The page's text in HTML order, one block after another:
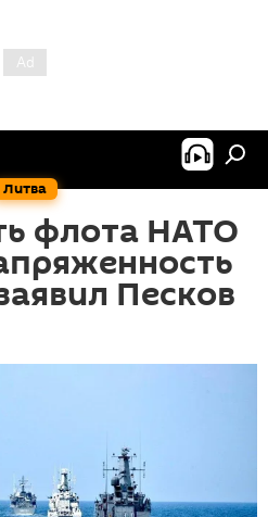
Литва
флота НАТО
Песков